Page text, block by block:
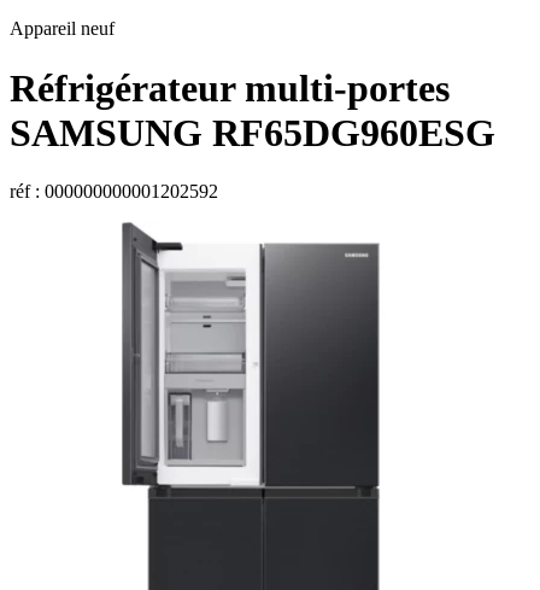
Appareil neuf
Réfrigérateur multi-portes
SAMSUNG RF65DG960ESG
réf : 000000000001202592